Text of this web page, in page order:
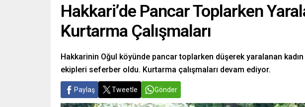
Hakkari’de Pancar Toplarken
Kurtarma Çalışmaları
Hakkarinin Oğul köyünde pancar toplarken düşerek yaralanan
ekipleri seferber oldu. Kurtarma çalışmaları devam ediyor.
Paylaş Tweetle Gönder